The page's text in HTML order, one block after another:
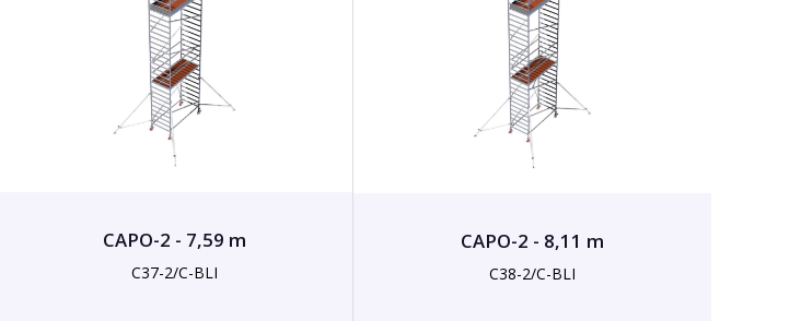
CAPO-2 - 7,59 m
C37-2/C-BLI
CAPO-2 - 8,11 m
C38-2/C-BLI